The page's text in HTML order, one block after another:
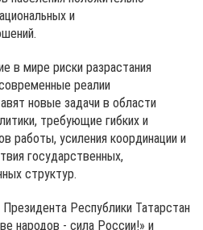
и
мире риски разрастания
реалии
новые задачи в области
требующие гибких и
работы, усиления координации и
государственных,
структур.
Республики Татарстан
народов - сила России!» и